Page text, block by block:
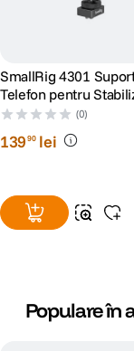
SmallRig 4301
Telefon pentru
DJI
(0)
13990 lei
Populare în